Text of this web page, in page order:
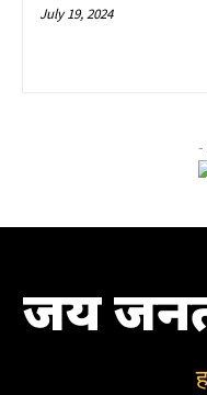
July 19, 2024
-
जय